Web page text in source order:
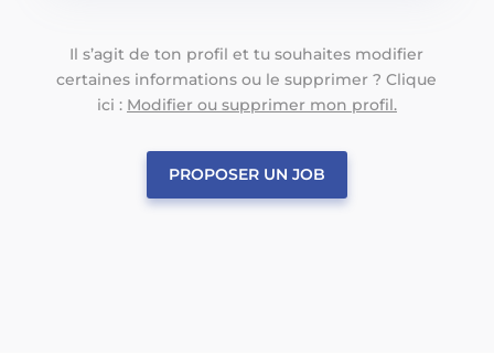
Il s’agit de ton profil et tu souhaites modifier
certaines informations ou le supprimer ? Clique
ici : Modifier ou supprimer mon profil.
PROPOSER UN JOB